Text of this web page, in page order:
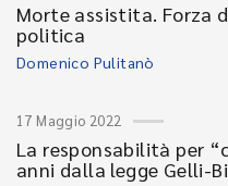
Morte assistita. Forza
politica
Domenico Pulitanò
17 Maggio 2022
La responsabilità per
anni dalla legge Gelli-